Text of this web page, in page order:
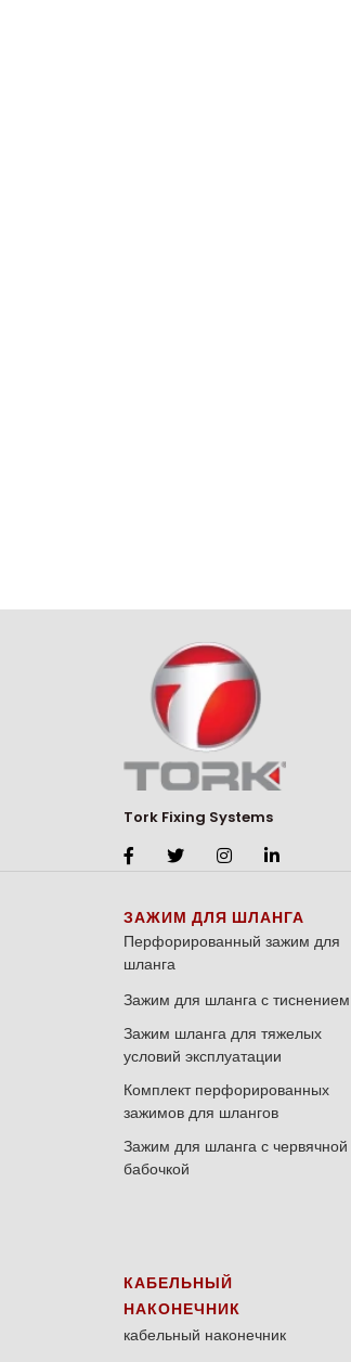
Tork Fixing Systems
ЗАЖИМ ДЛЯ ШЛАНГА
Перфорированный зажим для
шланга
Зажим для шланга с тиснением
Зажим шланга для тяжелых
условий эксплуатации
Комплект перфорированных
зажимов для шлангов
Зажим для шланга с червячной
бабочкой
КАБЕЛЬНЫЙ
НАКОНЕЧНИК
кабельный наконечник